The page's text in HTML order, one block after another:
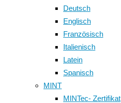
Deutsch
Englisch
Französisch
Italienisch
Latein
Spanisch
MINT
MINTec- Zertifikat